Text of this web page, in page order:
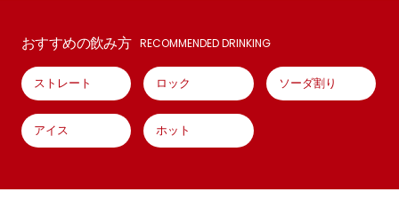
おすすめの飲み方 RECOMMENDED DRINKING
ストレート ロック ソーダ割り
アイス ホット